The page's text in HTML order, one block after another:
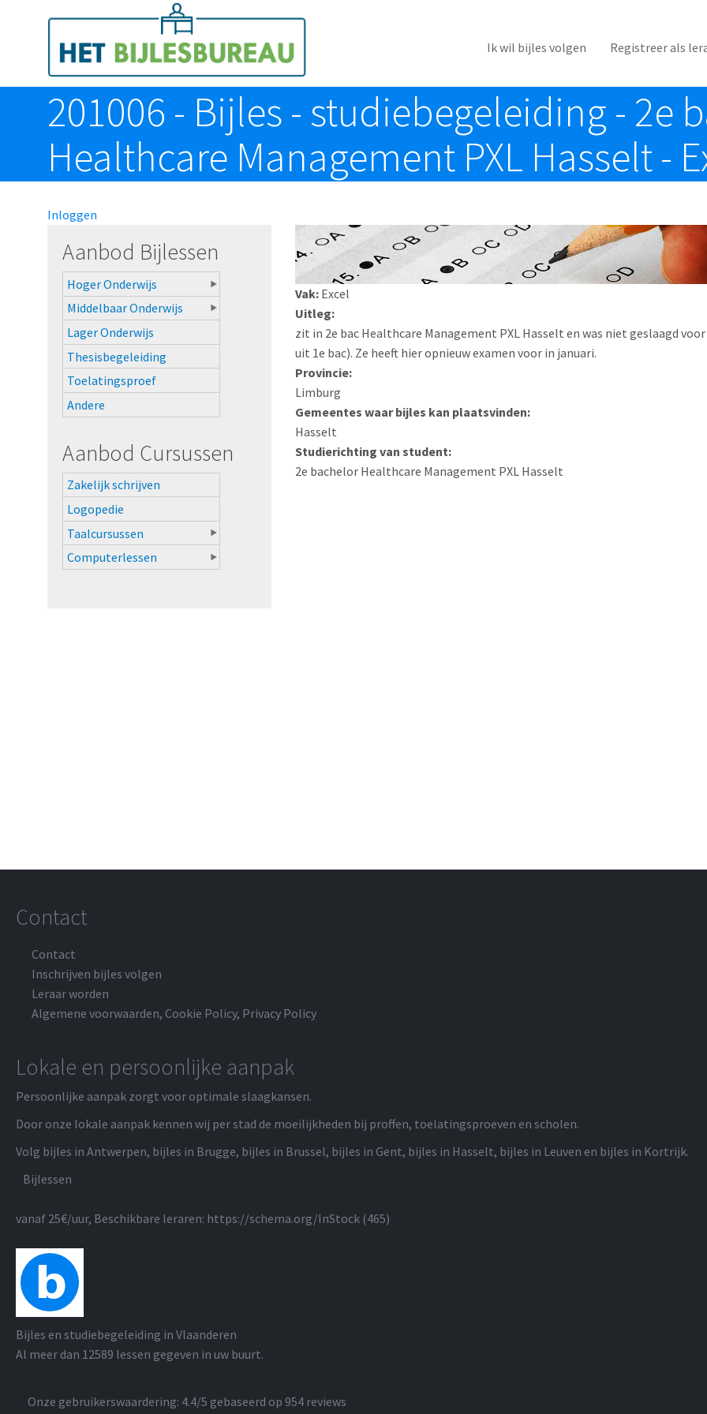
Overslaan en naar de algemene inhoud gaan
Toggle menu
Ik wil bijles volgen Registreer als
201006 - Bijles - studiebegeleiding - 2e
Healthcare Management PXL Hasselt -
Inloggen
Aanbod Bijlessen
Hoger Onderwijs
Middelbaar Onderwijs
Lager Onderwijs
Thesisbegeleiding
Toelatingsproef
Andere
Aanbod Cursussen
Zakelijk schrijven
Logopedie
Taalcursussen
Computerlessen
Vak: Excel
Uitleg:
zit in 2e bac Healthcare Management PXL Hasselt en was niet geslaagd voor
uit 1e bac). Ze heeft hier opnieuw examen voor in januari.
Provincie:
Limburg
Gemeentes waar bijles kan plaatsvinden:
Hasselt
Studierichting van student:
2e bachelor Healthcare Management PXL Hasselt
Contact
Contact
Inschrijven bijles volgen
Leraar worden
Algemene voorwaarden, Cookie Policy, Privacy Policy
Lokale en persoonlijke aanpak
Persoonlijke aanpak zorgt voor optimale slaagkansen.
Door onze lokale aanpak kennen wij per stad de moeilijkheden bij proffen, toelatingsproeven en scholen.
Volg bijles in Antwerpen, bijles in Brugge, bijles in Brussel, bijles in Gent, bijles in Hasselt, bijles in Leuven en bijles in Kortrijk.
Bijlessen
vanaf 25€/uur, Beschikbare leraren: https://schema.org/InStock (465)
Bijles en studiebegeleiding in Vlaanderen
Al meer dan 12589 lessen gegeven in uw buurt.
Onze gebruikerswaardering: 4.4/5 gebaseerd op 954 reviews